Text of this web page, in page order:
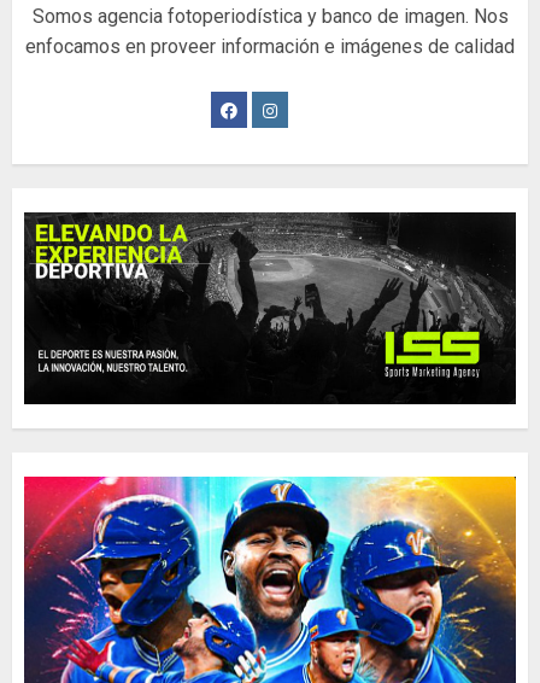
Somos agencia fotoperiodística y banco de imagen. Nos
enfocamos en proveer información e imágenes de calidad